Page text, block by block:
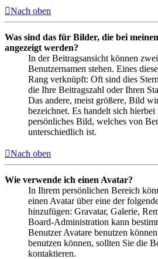
Nach oben
Was sind das für Bilder, die bei
angezeigt werden?
In der Beitragsansicht können
Benutzernamen stehen. Eines
Rang verknüpft: Oft sind dies
die Ihre Beitragszahl oder Ihren
Das andere, meist größere, Bild
bezeichnet. Es handelt sich
persönliches Bild, welches von
unterschiedlich ist.
Nach oben
Wie verwende ich einen Avatar?
In Ihrem persönlichen Bereich
einen Avatar über eine der
hinzufügen: Gravatar, Galerie,
Board-Administration kann
Benutzer Avatare benutzen
benutzen können, sollten Sie die
kontaktieren.